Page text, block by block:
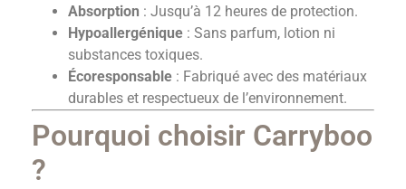
Absorption : Jusqu’à 12 heures de protection.
Hypoallergénique : Sans parfum, lotion ni
substances toxiques.
Écoresponsable : Fabriqué avec des matériaux
durables et respectueux de l’environnement.
Pourquoi choisir Carryboo
?